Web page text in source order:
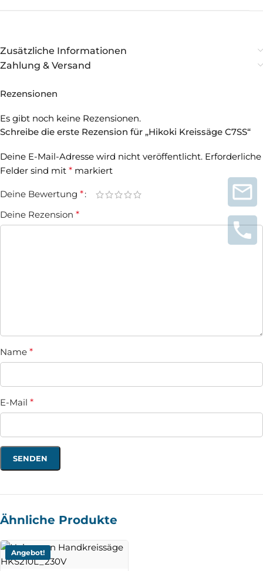
Zusätzliche Informationen
Zahlung & Versand
Rezensionen
Es gibt noch keine Rezensionen.
Schreibe die erste Rezension für „Hikoki Kreissäge C7SS“
Deine E-Mail-Adresse wird nicht veröffentlicht. Erforderliche
Felder sind mit * markiert
Deine Bewertung *
Deine Rezension *
Name *
E-Mail *
Ähnliche Produkte
Angebot!